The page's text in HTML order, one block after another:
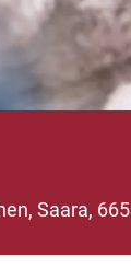
Saara,